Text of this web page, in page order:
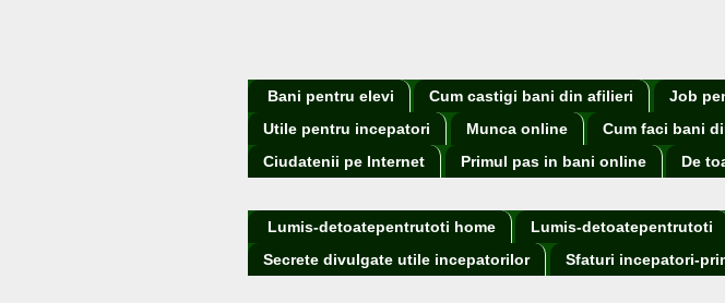
Bani pentru elevi Cum castigi bani din afilieri Job
Utile pentru incepatori
Munca online Cum faci bani
Ciudatenii pe Internet
Primul pas in bani online De
Lumis-detoatepentrutoti home Lumis-detoatepentrutoti
Secrete divulgate utile incepatorilor
Sfaturi incepatori-